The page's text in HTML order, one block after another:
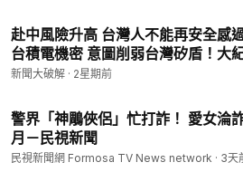
赴中風險升高 台灣人不能再安全感
台積電機密 意圖削弱台灣矽盾！大
共社會監控真面目！｜宋國誠｜新
新聞大破解 · 2星期前
警界「神鵰俠侶」忙打詐！ 愛女淪
月－民視新聞
民視新聞網 Formosa TV News network · 3天